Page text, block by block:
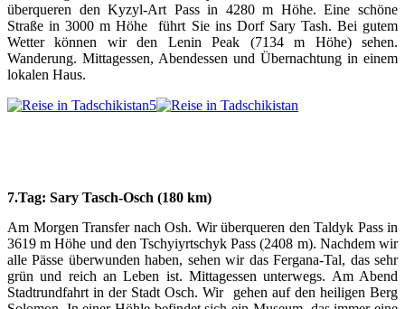
überqueren den Kyzyl-Art Pass in 4280 m Höhe. Eine schöne
Straße in 3000 m Höhe führt Sie ins Dorf Sary Tash. Bei gutem
Wetter können wir den Lenin Peak (7134 m Höhe) sehen.
Wanderung. Mittagessen, Abendessen und Übernachtung in einem
lokalen Haus.
7.Tag: Sary Tasch-Osch (180 km)
Am Morgen Transfer nach Osh. Wir überqueren den Taldyk Pass in
3619 m Höhe und den Tschyiyrtschyk Pass (2408 m). Nachdem wir
alle Pässe überwunden haben, sehen wir das Fergana-Tal, das sehr
grün und reich an Leben ist. Mittagessen unterwegs. Am Abend
Stadtrundfahrt in der Stadt Osch. Wir gehen auf den heiligen Berg